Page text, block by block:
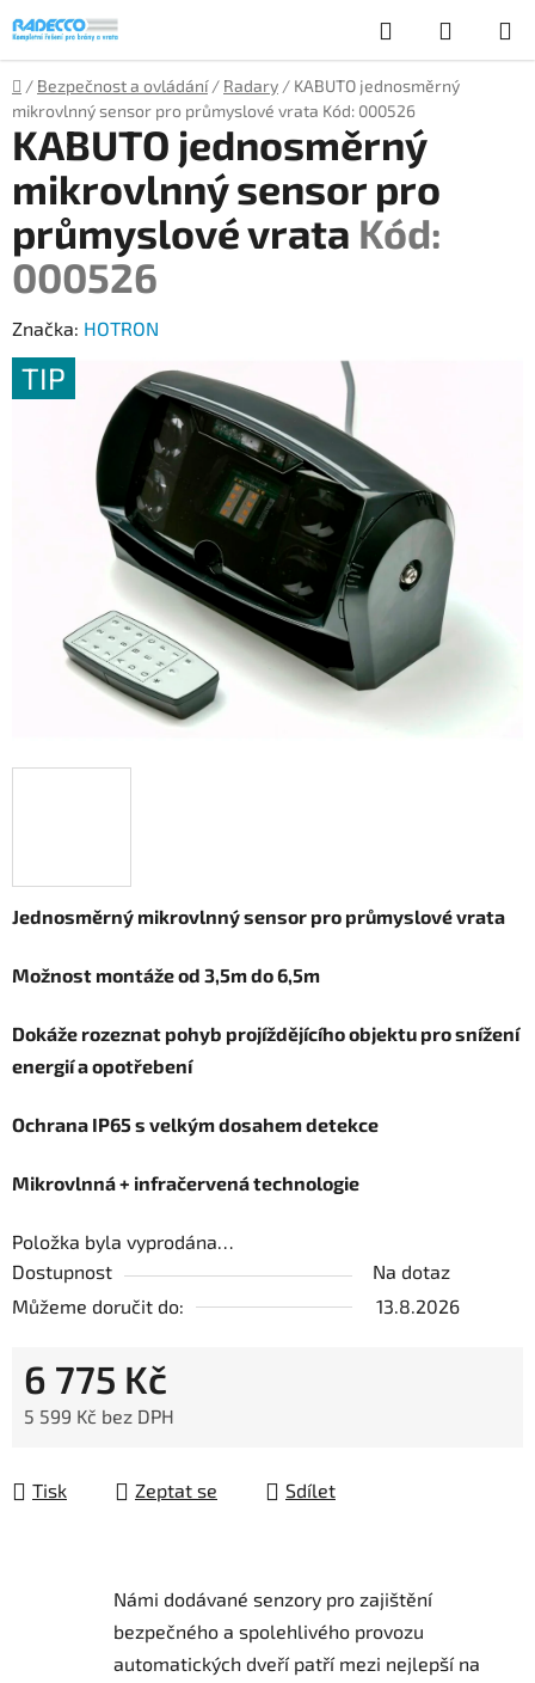
na
obsah
Hledat
KOŠÍK
Domů
/ Bezpečnost a ovládání / Radary / KABUTO jednosměrný
mikrovlnný sensor pro průmyslové vrata Kód: 000526
Jednosměrný mikrovlnný sensor pro průmyslové vrata
Možnost montáže od 3,5m do 6,5m
Dokáže rozeznat pohyb projíždějícího objektu pro snížení
energií a opotřebení
Ochrana IP65 s velkým dosahem detekce
Mikrovlnná + infračervená technologie
Položka byla vyprodána…
Dostupnost
Na dotaz
Můžeme doručit do:
13.8.2026
6 775 Kč
5 599 Kč bez DPH
Tisk
Zeptat se Sdílet
KABUTO jednosměrný
mikrovlnný sensor pro
průmyslové vrata Kód:
000526
Značka: HOTRON
TIP
Námi dodávané senzory pro zajištění
bezpečného a spolehlivého provozu
automatických dveří patří mezi nejlepší na